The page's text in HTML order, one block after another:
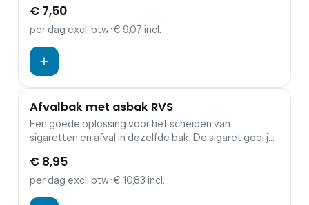
handige afvalbak met een inhoud van 85 liter is ideaal
en mag dan ook zeker niet ontbreken tijdens jouw
€ 7,50
per dag excl. btw· € 9,07 incl.
Afvalbak met asbak RVS
Een goede oplossing voor het scheiden van
sigaretten en afval in dezelfde bak. De sigaret gooi je
een afvalbak met asbak of tafelmodel Asbak
melamine wit.
€ 8,95
per dag excl. btw· € 10,83 incl.